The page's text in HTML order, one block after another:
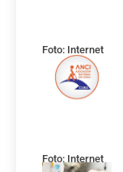
Foto: Internet
Foto: Internet